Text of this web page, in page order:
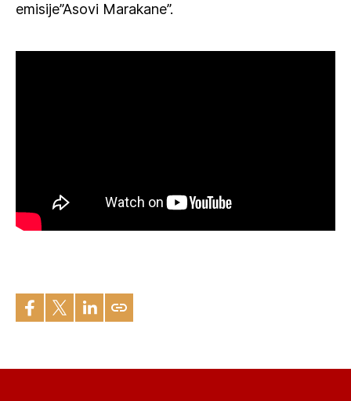
emisije”Asovi Marakane”.